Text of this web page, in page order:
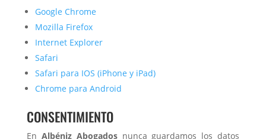
Google Chrome
Mozilla Firefox
Internet Explorer
Safari
Safari para IOS (iPhone y iPad)
Chrome para Android
CONSENTIMIENTO
En Albéniz Abogadosnunca guardamos los datos